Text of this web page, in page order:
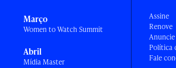
Março
Women to Watch Summit
Abril
Mídia Master
Assine
Renove
Anuncie
Política
Fale